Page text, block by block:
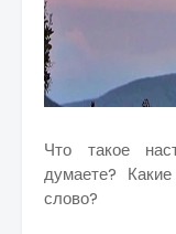
Что такое
думаете?
слово?